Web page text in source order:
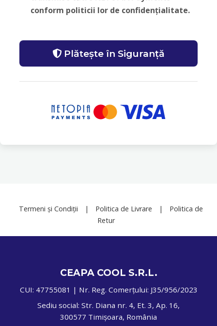
conform politicii lor de confidențialitate.
Plătește în Siguranță
Termeni și Condiții | Politica de Livrare |
Politica de
Retur
CEAPA COOL S.R.L.
CUI: 47755081 | Nr. Reg. Comerțului: J35/956/2023
Sediu social: Str. Diana nr. 4, Et. 3, Ap. 16,
300577 Timișoara, România